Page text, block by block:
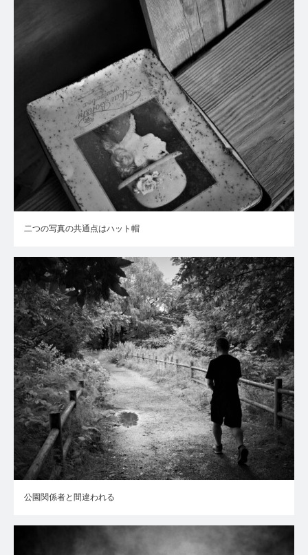
二つの写真の共通点はハット帽
公園関係者と間違われる